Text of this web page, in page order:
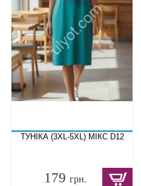
ТУНІКА (3XL-5XL) МІКС D12
179 грн.